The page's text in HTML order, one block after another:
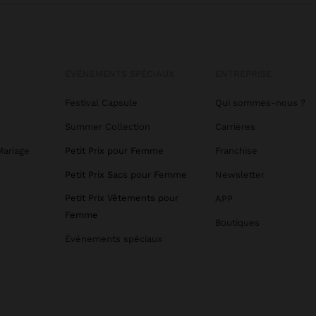
Festival Capsule
Summer Collection
Petit Prix pour Femme
Petit Prix Sacs pour Femme
Petit Prix Vêtements pour
Femme
Événements spéciaux
Qui sommes-nous ?
Carrières
Franchise
Newsletter
APP
Boutiques